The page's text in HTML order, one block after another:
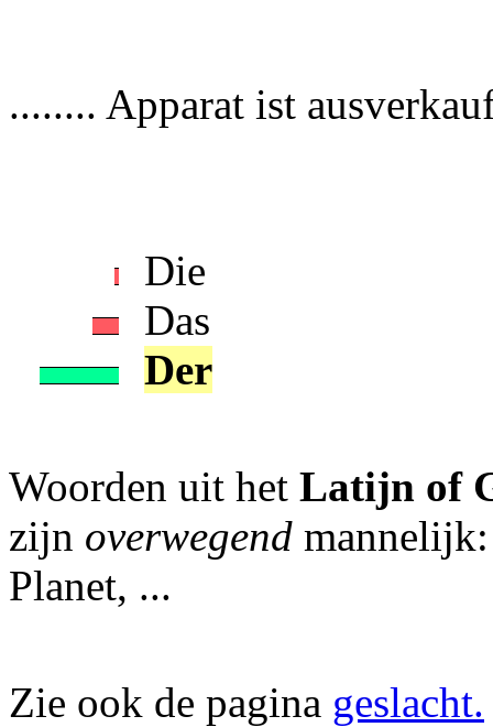
........ Apparat ist
Die
Das
Der
Woorden uit het Latijn of
zijn overwegend
Planet, ...
Zie ook de pagina geslacht.